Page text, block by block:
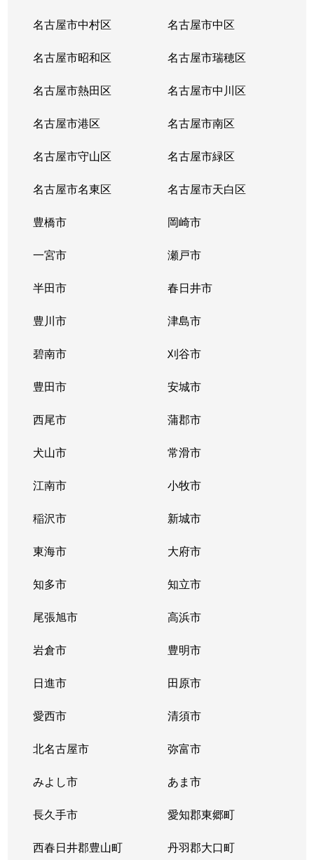
名古屋市中村区 名古屋市中区
名古屋市昭和区 名古屋市瑞穂区
名古屋市熱田区 名古屋市中川区
名古屋市港区 名古屋市南区
名古屋市守山区 名古屋市緑区
名古屋市名東区 名古屋市天白区
豊橋市 岡崎市
一宮市 瀬戸市
半田市 春日井市
豊川市 津島市
碧南市 刈谷市
豊田市 安城市
西尾市 蒲郡市
犬山市 常滑市
江南市 小牧市
稲沢市 新城市
東海市 大府市
知多市 知立市
尾張旭市 高浜市
岩倉市 豊明市
日進市 田原市
愛西市 清須市
北名古屋市 弥富市
みよし市 あま市
長久手市 愛知郡東郷町
西春日井郡豊山町 丹羽郡大口町